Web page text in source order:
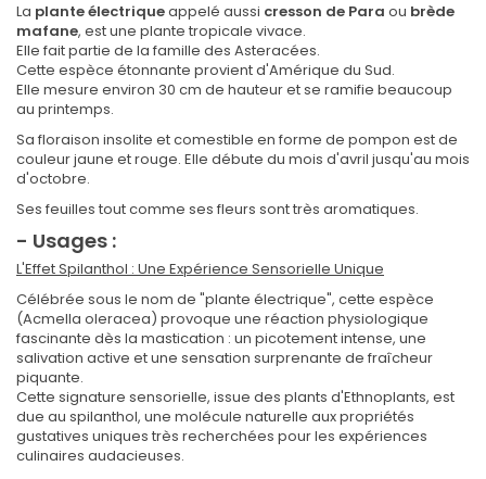
La plante électriqueappelé aussi cresson de Para ou brède
mafane, est une plante tropicale vivace.
Elle fait partie de la famille des Asteracées.
Cette espèce étonnante provient d'Amérique du Sud.
Elle mesure environ 30 cm de hauteur et se ramifie beaucoup
au printemps.
Sa floraison insolite et comestible en forme de pompon est de
couleur jaune et rouge. Elle débute du mois d'avril jusqu'au mois
d'octobre.
Ses feuilles tout comme ses fleurs sont très aromatiques.
- Usages :
L'Effet Spilanthol : Une Expérience Sensorielle Unique
Célébrée sous le nom de "plante électrique", cette espèce
(Acmella oleracea) provoque une réaction physiologique
fascinante dès la mastication : un picotement intense, une
salivation active et une sensation surprenante de fraîcheur
piquante.
Cette signature sensorielle, issue des plants d'Ethnoplants, est
due au spilanthol, une molécule naturelle aux propriétés
gustatives uniques très recherchées pour les expériences
culinaires audacieuses.